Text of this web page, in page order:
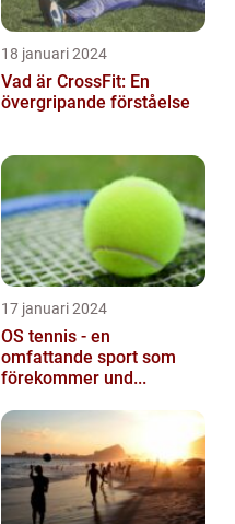
18 januari 2024
Vad är CrossFit: En
övergripande förståelse
17 januari 2024
OS tennis - en
omfattande sport som
förekommer und...